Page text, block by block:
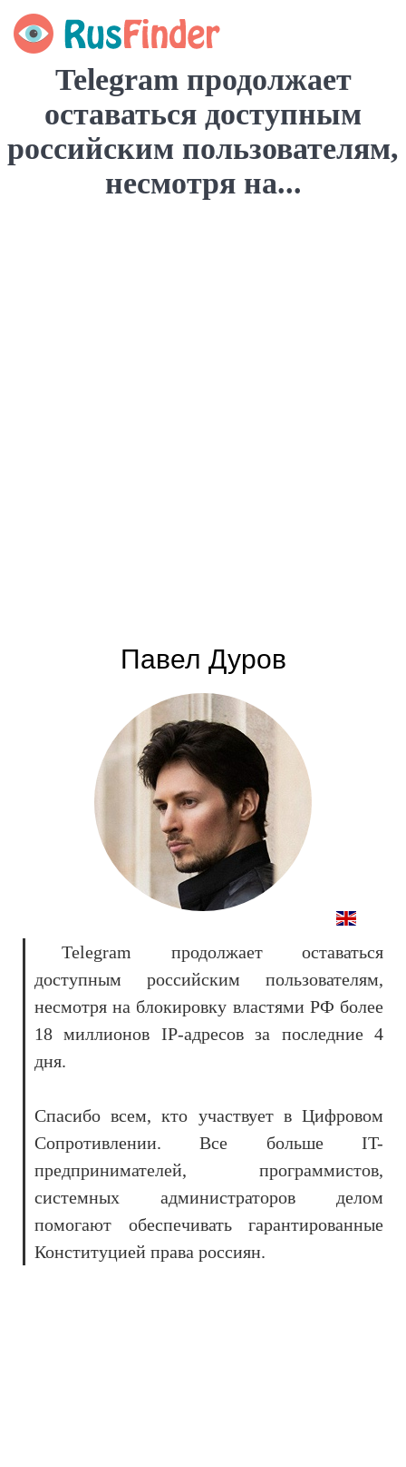
Telegram продолжает
оставаться доступным
российским пользователям,
несмотря на...
Павел Дуров
Telegram продолжает оставаться
доступным российским пользователям,
несмотря на блокировку властями РФ более
18 миллионов IP-адресов за последние 4
дня.
Спасибо всем, кто участвует в Цифровом
Сопротивлении. Все больше IT-
предпринимателей, программистов,
системных администраторов делом
помогают обеспечивать гарантированные
Конституцией права россиян.